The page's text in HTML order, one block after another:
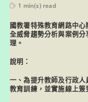
Reading
1 min(s) read
國教署特殊教育網路中
全威脅趨勢分析與案例
理。
說明：
一、為提升教師及行政
教育訓練，並實施線上簽